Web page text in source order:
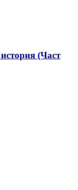
(Част